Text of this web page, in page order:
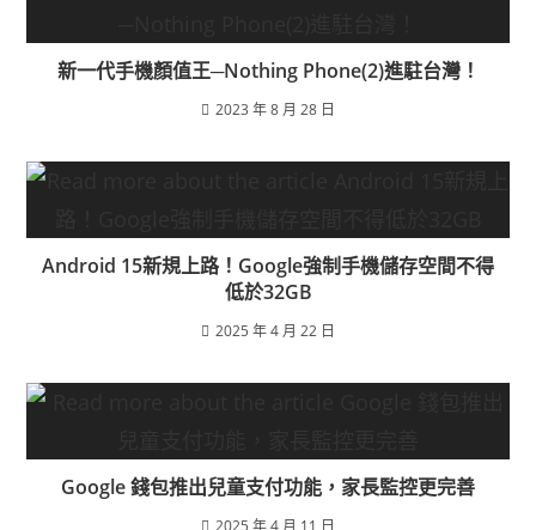
新一代手機顏值王─Nothing Phone(2)進駐台灣！
2023 年 8 月 28 日
Android 15新規上路！Google強制手機儲存空間不得
低於32GB
2025 年 4 月 22 日
Google 錢包推出兒童支付功能，家長監控更完善